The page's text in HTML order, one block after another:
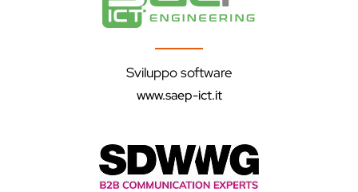
Sviluppo software
www.saep-ict.it